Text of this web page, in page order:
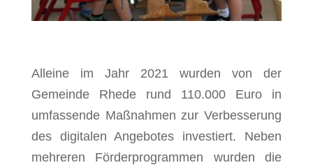
Alleine im Jahr 2021 wurden von der
Gemeinde Rhede rund 110.000 Euro in
umfassende Maßnahmen zur Verbesserung
des digitalen Angebotes investiert. Neben
mehreren Förderprogrammen wurden die